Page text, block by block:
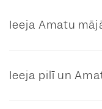
Ieeja Amatu
Ieeja pilī un